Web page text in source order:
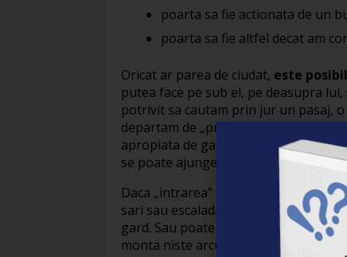
poarta sa fie actionata de un
poarta sa fie altfel decat am
Oricat ar parea de ciudat, este
putea face pe sub el, pe deasupra
potrivit sa cautam prin jur un pasaj,
departam de „problema” si sa
apropiata de gard, sau poate ca se
se poate ajunge in interiorul
Daca „intrarea” se face pe
sari sau escalada. Poate ca va folosi
gard. Sau poate ca va folosi o prajina
monta niste arcuri la picioare, care